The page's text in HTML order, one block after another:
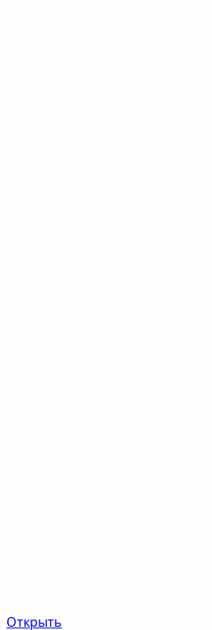
Открыть